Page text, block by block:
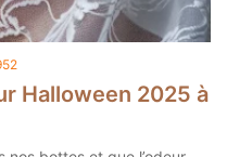
Halloween 2025 à